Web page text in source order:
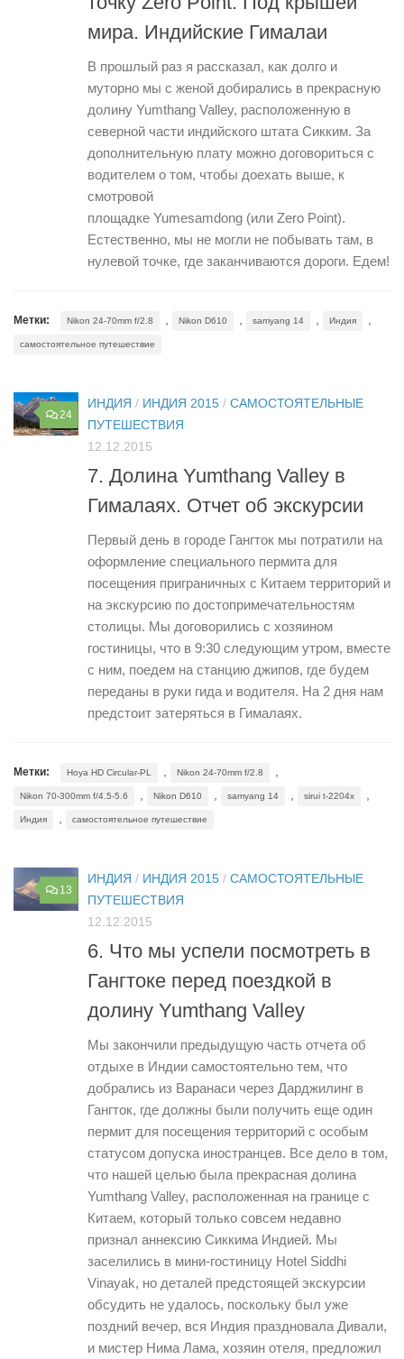
мира. Индийские Гималаи
В прошлый раз я рассказал, как долго и
муторно мы с женой добирались в прекрасную
долину Yumthang Valley, расположенную в
северной части индийского штата Сикким. За
дополнительную плату можно договориться с
водителем о том, чтобы доехать выше, к
смотровой
площадке Yumesamdong (или Zero Point).
Естественно, мы не могли не побывать там, в
нулевой точке, где заканчиваются дороги. Едем!
Метки: Nikon 24-70mm f/2.8 Nikon D610 samyang 14 Индия
самостоятельное путешествие
24
ИНДИЯ / ИНДИЯ 2015 / САМОСТОЯТЕЛЬНЫЕ
ПУТЕШЕСТВИЯ
12.12.2015
7. Долина Yumthang Valley в
Гималаях. Отчет об экскурсии
Первый день в городе Гангток мы потратили на
оформление специального пермита для
посещения приграничных с Китаем территорий и
на экскурсию по достопримечательностям
столицы. Мы договорились с хозяином
гостиницы, что в 9:30 следующим утром, вместе
с ним, поедем на станцию джипов, где будем
переданы в руки гида и водителя. На 2 дня нам
предстоит затеряться в Гималаях.
Метки: Hoya HD Circular-PL Nikon 24-70mm f/2.8
Nikon 70-300mm f/4.5-5.6 Nikon D610 samyang 14 sirui t-2204x
Индия самостоятельное путешествие
13
ИНДИЯ / ИНДИЯ 2015 / САМОСТОЯТЕЛЬНЫЕ
ПУТЕШЕСТВИЯ
12.12.2015
6. Что мы успели посмотреть в
Гангтоке перед поездкой в
долину Yumthang Valley
Мы закончили предыдущую часть отчета об
отдыхе в Индии самостоятельно тем, что
добрались из Варанаси через Дарджилинг в
Гангток, где должны были получить еще один
пермит для посещения территорий с особым
статусом допуска иностранцев. Все дело в том,
что нашей целью была прекрасная долина
Yumthang Valley, расположенная на границе с
Китаем, который только совсем недавно
признал аннексию Сиккима Индией. Мы
заселились в мини-гостиницу Hotel Siddhi
Vinayak, но деталей предстоящей экскурсии
обсудить не удалось, поскольку был уже
поздний вечер, вся Индия праздновала Дивали,
и мистер Нима Лама, хозяин отеля, предложил